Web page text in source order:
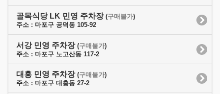
골목식당 LK 민영 주차장 (구매불가)
주소 : 마포구 공덕동 105-92
서강 민영 주차장 (구매불가)
주소 : 마포구 노고산동 117-2
대흥 민영 주차장 (구매불가)
주소 : 마포구 대흥동 27-2